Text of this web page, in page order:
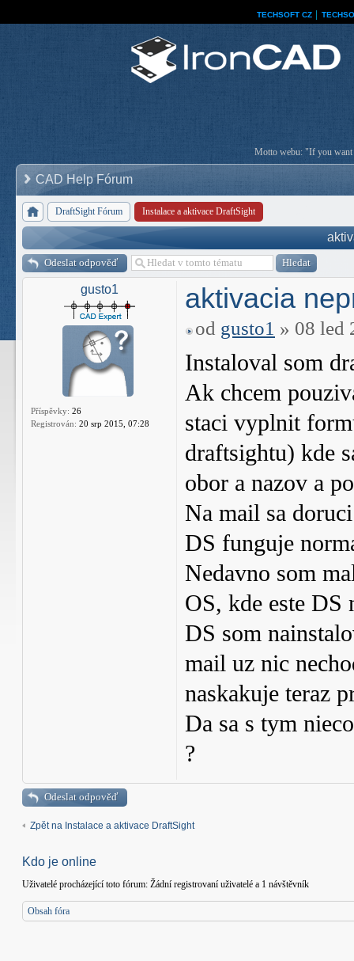
TECHSOFT CZ
Motto webu: "If you want
CAD Help Fórum
DraftSight Fórum Instalace a aktivace DraftSight
Odeslat odpověď
gusto1
Příspěvky: 26
Registrován: 20 srp 2015, 07:28
aktivacia
od gusto1 » 08 led
Instaloval som
Ak chcem
staci vyplnit
draftsightu) kde
obor a nazov a
Na mail sa
DS funguje
Nedavno som
OS, kde este DS
DS som
mail uz nic
naskakuje teraz
Da sa s tym
?
Odeslat odpověď
Zpět na Instalace a aktivace DraftSight
Kdo je online
Uživatelé procházející toto fórum: Žádní registrovaní uživatelé a 1 návštěvník
Obsah fóra